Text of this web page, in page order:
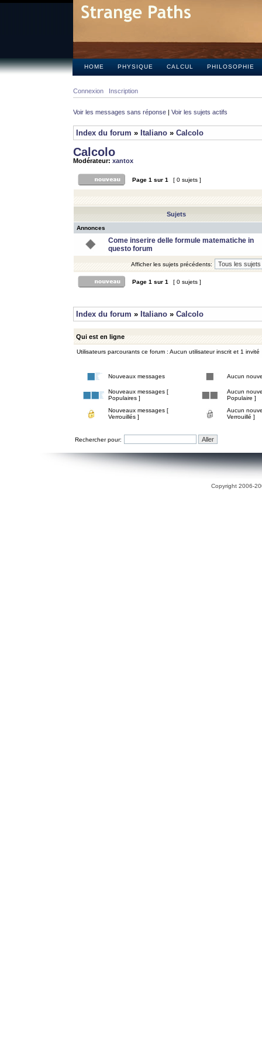
HOME PHYSIQUE CALCUL PHILOSOPHIE
Connexion Inscription
Voir les messages sans réponse | Voir les sujets actifs
Index du forum » Italiano » Calcolo
Calcolo
Modérateur: xantox
Page 1 sur 1 [ 0 sujets ]
Sujets
Annonces
Come inserire delle formule matematiche in
questo forum
Afficher les sujets précédents:
Page 1 sur 1 [ 0 sujets ]
Index du forum » Italiano » Calcolo
Qui est en ligne
Utilisateurs parcourants ce forum : Aucun utilisateur inscrit et 1 invité
Nouveaux messages Aucun
Nouveaux messages [
Populaires ]
Aucun
Populaire ]
Nouveaux messages [
Verrouillés ]
Aucun
Verrouillé ]
Rechercher pour:
Copyright 2006-